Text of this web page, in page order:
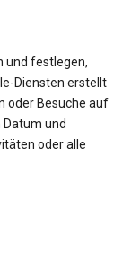
und festlegen,
Diensten erstellt
oder Besuche auf
Datum und
oder alle